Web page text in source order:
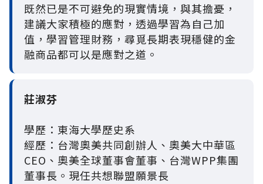
既然已是不可避免的現實情境，與其擔憂，
建議大家積極的應對，透過學習為自己加
值，學習管理財務，尋覓長期表現穩健的金
融商品都可以是應對之道。
莊淑芬
學歷：東海大學歷史系
經歷：台灣奧美共同創辦人、奧美大中華區
CEO、奧美全球董事會董事、台灣WPP集團
董事長。現任共想聯盟願景長